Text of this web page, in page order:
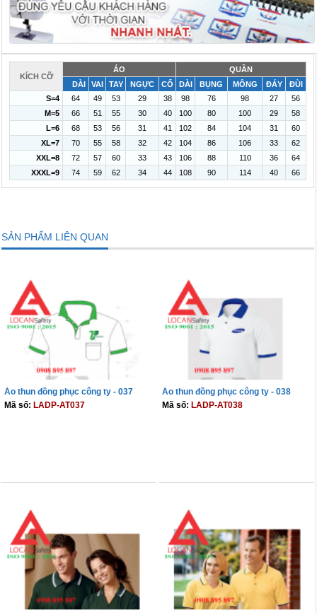
KÍCH CỠ
ÁO
QUẦN
DÀI
VAI TAY NGỰC CỔ DÀI BỤNG MÔNG ĐÁY
ĐÙI
S=4
64 49 53 29 38 98 76 98 27
56
M=5
66 51 55 30 40 100 80 100 29
58
L=6
68 53 56 31 41 102 84 104 31
60
XL=7
70 55 58 32 42 104 86 106 33
62
XXL=8
72 57 60 33 43 106 88 110 36
64
XXXL=9
74 59 62 34 44 108 90 114 40 66
SẢN PHẨM LIÊN QUAN
Áo thun đồng phục công ty - 037
Mã số: LADP-AT037
Áo thun đồng phục công ty - 038
Mã số: LADP-AT038